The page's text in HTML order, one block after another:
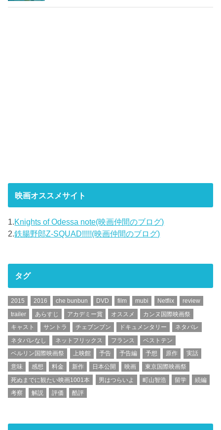
映画オススメサイト
1. Knights of Odessa note(映画仲間のブログ)
2.鉄腸野郎Z-SQUAD!!!!!(映画仲間のブログ)
タグ
2015 2016 che bunbun DVD film mubi Netflix
review
trailer
あらすじ アカデミー賞 オススメ
カンヌ国際映画祭
キャスト
サントラ チェブンブン ドキュメンタリー
ネタバレ
ネタバレなし
ネットフリックス フランス
ベストテン
ベルリン国際映画祭
上映館 予告 予告編 予想 原作
実話
意味
感想 料金 新作 日本公開 映画
東京国際映画祭
死ぬまでに観たい映画1001本
男はつらいよ 町山智浩 留学
続編
考察
解説 評価 酷評